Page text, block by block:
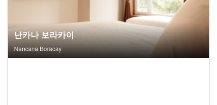
난카나 보라카이
Nancana Boracay